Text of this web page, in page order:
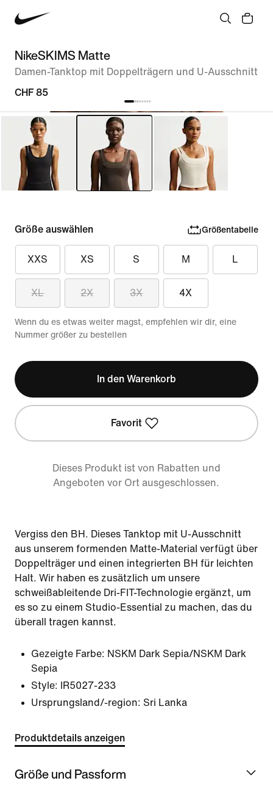
NikeSKIMS Matte
Damen-Tanktop mit Doppelträgern und U-Ausschnitt
CHF 85
Größe auswählen Größentabelle
XXS XS S M L
XL 2X 3X 4X
Wenn du es etwas weiter magst, empfehlen wir dir, eine
Nummer größer zu bestellen
In den Warenkorb
Favorit
Dieses Produkt ist von Rabatten und
Angeboten vor Ort ausgeschlossen.
Vergiss den BH. Dieses Tanktop mit U-Ausschnitt
aus unserem formenden Matte-Material verfügt über
Doppelträger und einen integrierten BH für leichten
Halt. Wir haben es zusätzlich um unsere
schweißableitende Dri-FIT-Technologie ergänzt, um
es so zu einem Studio-Essential zu machen, das du
überall tragen kannst.
Gezeigte Farbe: NSKM Dark Sepia/NSKM Dark
Sepia
Style:
IR5027-233
Ursprungsland/-region: Sri Lanka
Produktdetails anzeigen
Größe und Passform